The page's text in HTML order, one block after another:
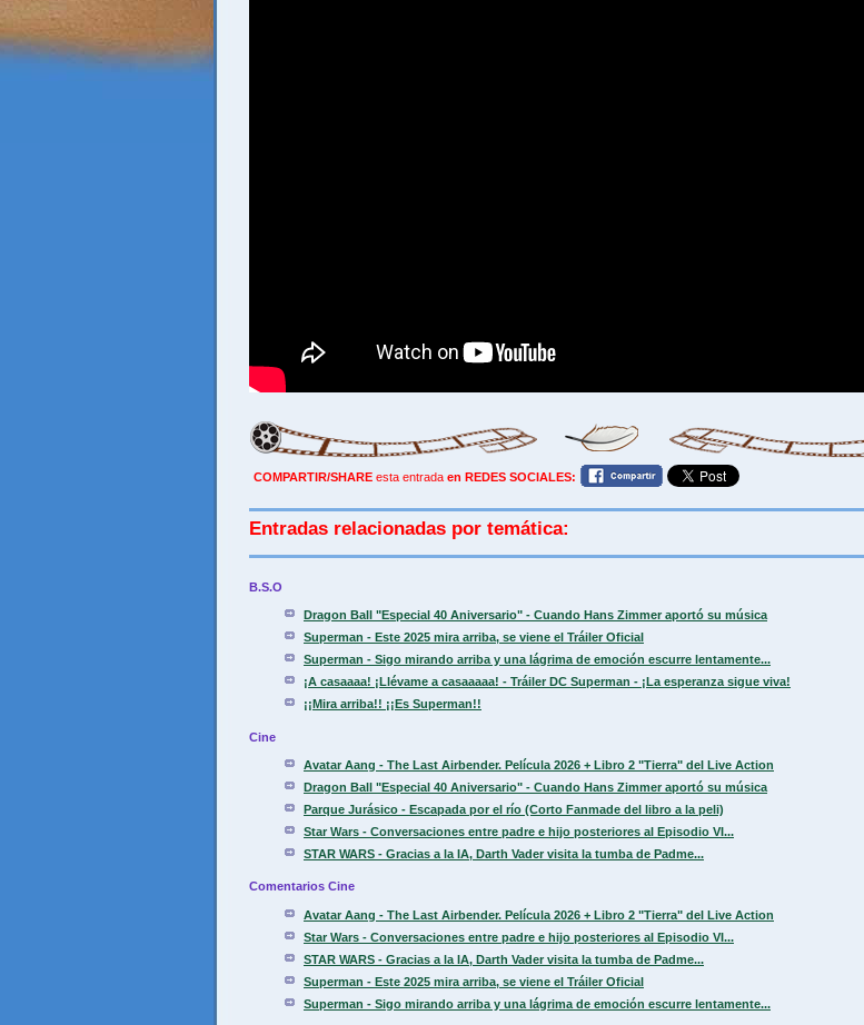
COMPARTIR/SHARE esta entrada en REDES SOCIALES:
Entradas relacionadas por temática:
B.S.O
Dragon Ball "Especial 40 Aniversario" - Cuando Hans Zimmer aportó su música
Superman - Este 2025 mira arriba, se viene el Tráiler Oficial
Superman - Sigo mirando arriba y una lágrima de emoción escurre lentamente...
¡A casaaaa! ¡Llévame a casaaaaa! - Tráiler DC Superman - ¡La esperanza sigue viva!
¡¡Mira arriba!! ¡¡Es Superman!!
Cine
Avatar Aang - The Last Airbender. Película 2026 + Libro 2 "Tierra" del Live Action
Dragon Ball "Especial 40 Aniversario" - Cuando Hans Zimmer aportó su música
Parque Jurásico - Escapada por el río (Corto Fanmade del libro a la peli)
Star Wars - Conversaciones entre padre e hijo posteriores al Episodio VI...
STAR WARS - Gracias a la IA, Darth Vader visita la tumba de Padme...
Comentarios Cine
Avatar Aang - The Last Airbender. Película 2026 + Libro 2 "Tierra" del Live Action
Star Wars - Conversaciones entre padre e hijo posteriores al Episodio VI...
STAR WARS - Gracias a la IA, Darth Vader visita la tumba de Padme...
Superman - Este 2025 mira arriba, se viene el Tráiler Oficial
Superman - Sigo mirando arriba y una lágrima de emoción escurre lentamente...